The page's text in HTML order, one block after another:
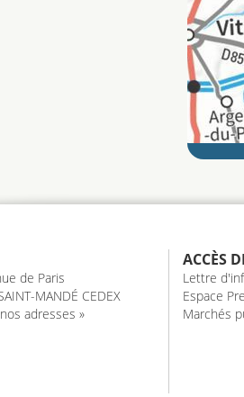
de Paris
MANDÉ CEDEX
adresses »
ACCÈS
Lettre
Espace
Marchés